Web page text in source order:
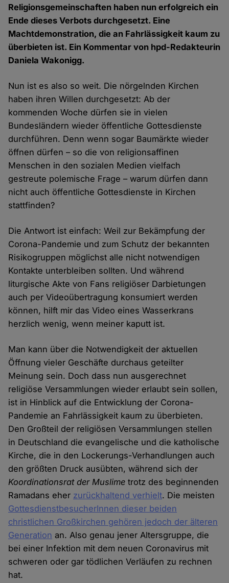
Religionsgemeinschaften haben nun erfolgreich ein
Ende dieses Verbots durchgesetzt. Eine
Machtdemonstration, die an Fahrlässigkeit kaum zu
überbieten ist. Ein Kommentar von hpd-Redakteurin
Daniela Wakonigg.
Nun ist es also so weit. Die nörgelnden Kirchen
haben ihren Willen durchgesetzt: Ab der
kommenden Woche dürfen sie in vielen
Bundesländern wieder öffentliche Gottesdienste
durchführen. Denn wenn sogar Baumärkte wieder
öffnen dürfen – so die von religionsaffinen
Menschen in den sozialen Medien vielfach
gestreute polemische Frage – warum dürfen dann
nicht auch öffentliche Gottesdienste in Kirchen
stattfinden?
Die Antwort ist einfach: Weil zur Bekämpfung der
Corona-Pandemie und zum Schutz der bekannten
Risikogruppen möglichst alle nicht notwendigen
Kontakte unterbleiben sollten. Und während
liturgische Akte von Fans religiöser Darbietungen
auch per Videoübertragung konsumiert werden
können, hilft mir das Video eines Wasserkrans
herzlich wenig, wenn meiner kaputt ist.
Man kann über die Notwendigkeit der aktuellen
Öffnung vieler Geschäfte durchaus geteilter
Meinung sein. Doch dass nun ausgerechnet
religiöse Versammlungen wieder erlaubt sein sollen,
ist in Hinblick auf die Entwicklung der Corona-
Pandemie an Fahrlässigkeit kaum zu überbieten.
Den Großteil der religiösen Versammlungen stellen
in Deutschland die evangelische und die katholische
Kirche, die in den Lockerungs-Verhandlungen auch
den größten Druck ausübten, während sich der
Koordinationsrat der Muslimetrotz des beginnenden
Ramadans eher zurückhaltend verhielt. Die meisten
GottesdienstbesucherInnen dieser beiden
christlichen Großkirchen gehören jedoch der älteren
Generation an. Also genau jener Altersgruppe, die
bei einer Infektion mit dem neuen Coronavirus mit
schweren oder gar tödlichen Verläufen zu rechnen
hat.